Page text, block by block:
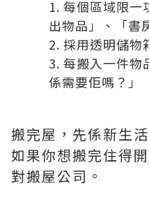
每個區域限一
出物品」、「書
採用透明儲物
每搬入一件物
係需要佢嗎？」
搬完屋，先係新生
如果你想搬完住得
對搬屋公司。